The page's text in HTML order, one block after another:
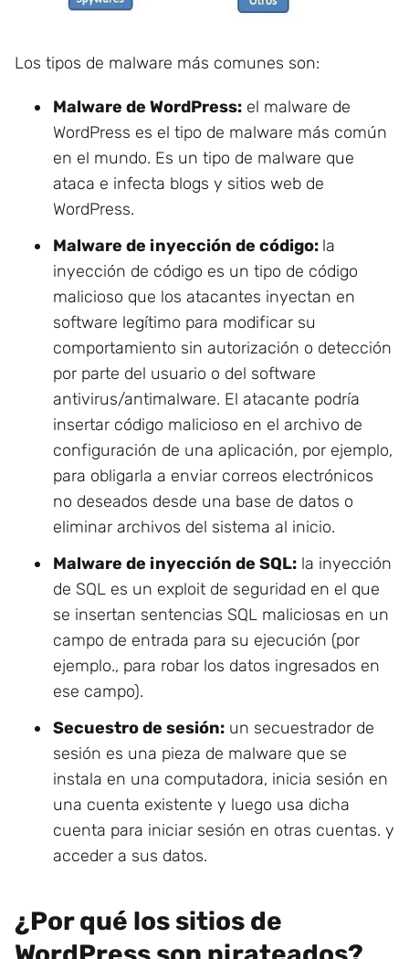
Los tipos de malware más comunes son:
Malware de WordPress: el malware de
WordPress es el tipo de malware más común
en el mundo. Es un tipo de malware que
ataca e infecta blogs y sitios web de
WordPress.
Malware de inyección de código: la
inyección de código es un tipo de código
malicioso que los atacantes inyectan en
software legítimo para modificar su
comportamiento sin autorización o detección
por parte del usuario o del software
antivirus/antimalware. El atacante podría
insertar código malicioso en el archivo de
configuración de una aplicación, por ejemplo,
para obligarla a enviar correos electrónicos
no deseados desde una base de datos o
eliminar archivos del sistema al inicio.
Malware de inyección de SQL: la inyección
de SQL es un exploit de seguridad en el que
se insertan sentencias SQL maliciosas en un
campo de entrada para su ejecución (por
ejemplo., para robar los datos ingresados en
ese campo).
Secuestro de sesión: un secuestrador de
sesión es una pieza de malware que se
instala en una computadora, inicia sesión en
una cuenta existente y luego usa dicha
cuenta para iniciar sesión en otras cuentas. y
acceder a sus datos.
¿Por qué los sitios de